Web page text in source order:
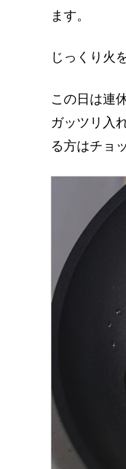
ます。
じっくり火
この日は連
ガッツリ入
る方はチョ